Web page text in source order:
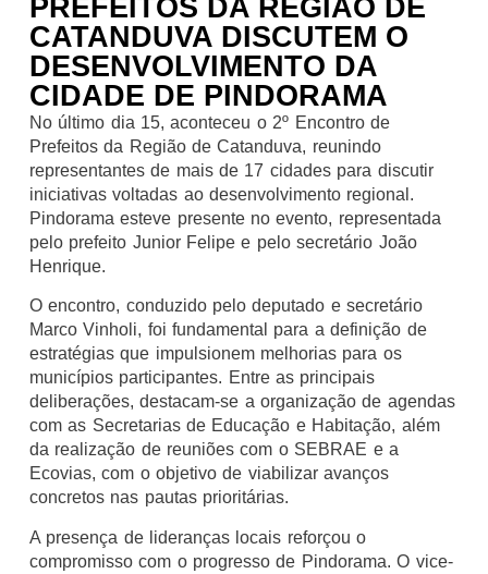
PREFEITOS DA REGIÃO DE
CATANDUVA DISCUTEM O
DESENVOLVIMENTO DA
CIDADE DE PINDORAMA
No último dia 15, aconteceu o 2º Encontro de
Prefeitos da Região de Catanduva, reunindo
representantes de mais de 17 cidades para discutir
iniciativas voltadas ao desenvolvimento regional.
Pindorama esteve presente no evento, representada
pelo prefeito Junior Felipe e pelo secretário João
Henrique.
O encontro, conduzido pelo deputado e secretário
Marco Vinholi, foi fundamental para a definição de
estratégias que impulsionem melhorias para os
municípios participantes. Entre as principais
deliberações, destacam-se a organização de agendas
com as Secretarias de Educação e Habitação, além
da realização de reuniões com o SEBRAE e a
Ecovias, com o objetivo de viabilizar avanços
concretos nas pautas prioritárias.
A presença de lideranças locais reforçou o
compromisso com o progresso de Pindorama. O vice-